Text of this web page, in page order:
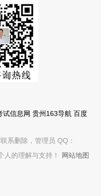
试信息网 贵州163导航 百度
系删除，管理员 QQ：
的理解与支持！
网站地图